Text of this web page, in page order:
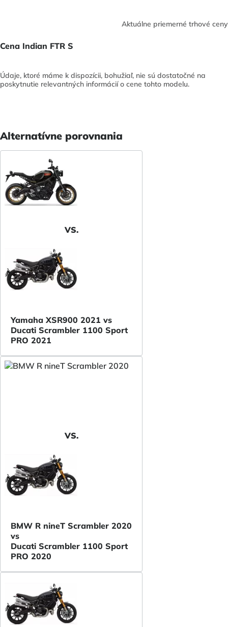
Aktuálne priemerné trhové ceny
Cena Indian FTR S
Údaje, ktoré máme k dispozícii, bohužiaľ, nie sú dostatočné na
poskytnutie relevantných informácií o cene tohto modelu.
Alternatívne porovnania
VS.
Yamaha XSR900 2021 vs
Ducati Scrambler 1100 Sport
PRO 2021
VS.
BMW R nineT Scrambler 2020
vs
Ducati Scrambler 1100 Sport
PRO 2020